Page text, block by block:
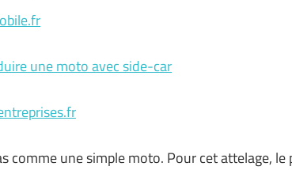
une moto avec side-car
comme une simple moto. Pour cet attelage, le